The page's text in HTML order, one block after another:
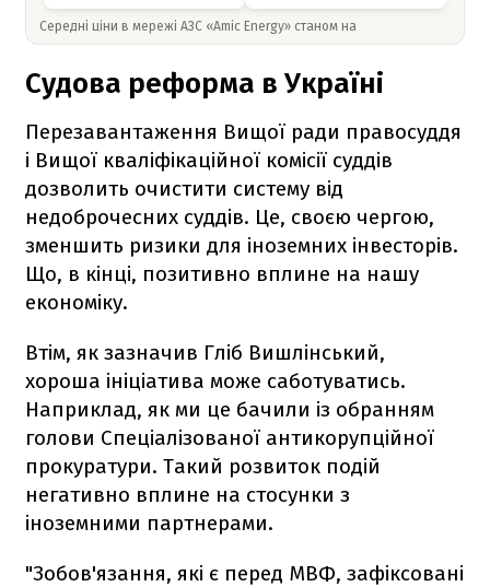
Середні ціни в мережі АЗС «Amic Energy» станом на
Судова реформа в Україні
Перезавантаження Вищої ради правосуддя
і Вищої кваліфікаційної комісії суддів
дозволить очистити систему від
недоброчесних суддів. Це, своєю чергою,
зменшить ризики для іноземних інвесторів.
Що, в кінці, позитивно вплине на нашу
економіку.
Втім, як зазначив Гліб Вишлінський,
хороша ініціатива може саботуватись.
Наприклад, як ми це бачили із обранням
голови Спеціалізованої антикорупційної
прокуратури. Такий розвиток подій
негативно вплине на стосунки з
іноземними партнерами.
"Зобов'язання, які є перед МВФ, зафіксовані